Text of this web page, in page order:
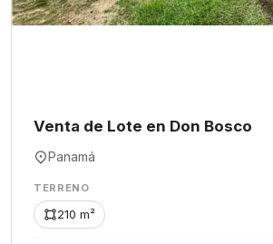
Venta de Lote en Don Bosco
Panamá
TERRENO
210 m²